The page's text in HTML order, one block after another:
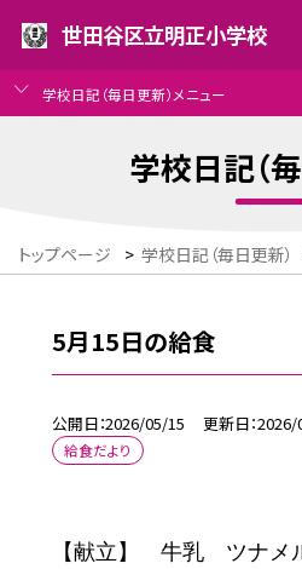
世田谷区立明正小学校
学校日記（毎日更新）メニュー
学校日記（
トップページ > 学校日記（毎日更新）
5月15日の給食
公開日 2026/05/15 更新日 2026/
給食だより
【献立】 牛乳 ツナメ